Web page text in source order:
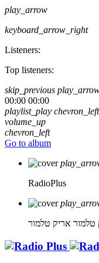
play_arrow
keyboard_arrow_right
Listeners:
Top listeners:
skip_previous
00:00 00:00
playlist_play chevron_left
volume_up
chevron_left
Go to album
RadioPlus
אריק טלמור